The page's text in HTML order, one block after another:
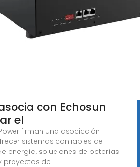
con Echosun
el
firman una asociación
sistemas confiables de
energía, soluciones de baterías
proyectos de